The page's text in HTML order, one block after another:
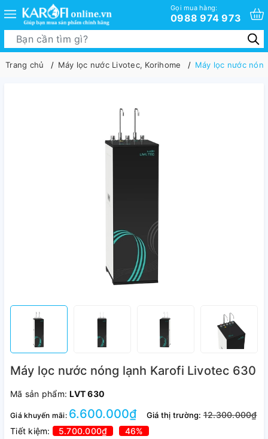
Gọi mua hàng:
0988 974 973
Trang chủ Máy lọc nước Livotec, Korihome Máy lọc nước
Máy lọc nước nóng lạnh Karofi Livotec 630
Mã sản phẩm:LVT 630
Giá khuyến mãi: 6.600.000₫ Giá thị trường:12.300.000₫
Tiết kiệm:
5.700.000₫ 46%